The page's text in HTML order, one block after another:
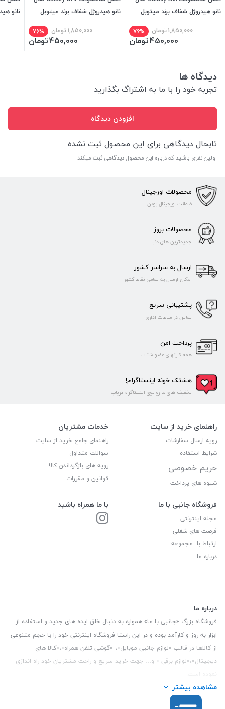
نانو هیدروژل شفاف برند میتوبل
1,850,000تومان 76%
450,000تومان
نانو هیدروژل شفاف برند میتوبل
1,850,000تومان 76%
450,000تومان
نانو
دیدگاه ها
تجربه خود را با ما به اشتراگ بگذارید
افزودن دیدگاه
تابحال دیدگاهی برای این محصول ثبت نشده
اولین نفری باشید که درباره این محصول دیدگاهی ثبت میکند
محصولات اورجینال
ضمانت اورجینال بودن
محصولات بروز
جدیدترین های دنیا
ارسال به سراسر کشور
امکان ارسال به تمامی نقاط کشور
پشتیبانی سریع
تماس در ساعات اداری
پرداخت امن
همه کارتهای عضو شتاب
هشتک خونه اینستاگرام!
تخفیف های ما رو توی اینستاگرام دریاب
راهنمای خرید از سایت
رویه ارسال سفارشات
شرایط استفاده
حریم خصوصی
شیوه های پرداخت
خدمات مشتریان
راهنمای جامع خرید از سایت
سوالات متداول
رویه های بازگرداندن کالا
قوانین و مقررات
فروشگاه جانبی با ما
مجله اینترنتی
فرصت های شغلی
ارتباط با مجموعه
درباره ما
با ما همراه باشید
درباره ما
فروشگاه بزرگ «جانبی با ما» همواره به دنبال خلق ایده های جدید و استفاده از
ابزار به روز و کارآمد بوده و در این راستا فروشگاه اینترنتی خود را با حجم متنوعی
از کالاها در قالب «لوازم جانبی موبایل»، «گوشی تلفن همراه»،«کالا های
دیجیتال»،«لوازم برقی » و… جهت خرید سریع و راحت مشتریان خود راه اندازی
این فروشگاه تمام تلاش خود را نموده تا کالاهایی با کیفیت و با حداقل قیمت
عرضه نماید.
مشاهده بیشتر